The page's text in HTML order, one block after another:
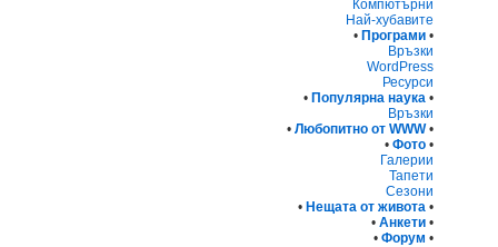
Компютърни
Най-хубавите
• Програми •
Връзки
WordPress
Ресурси
• Популярна наука •
Връзки
• Любопитно от WWW•
• Фото •
Галерии
Тапети
Сезони
• Нещата от живота •
• Анкети •
• Форум •